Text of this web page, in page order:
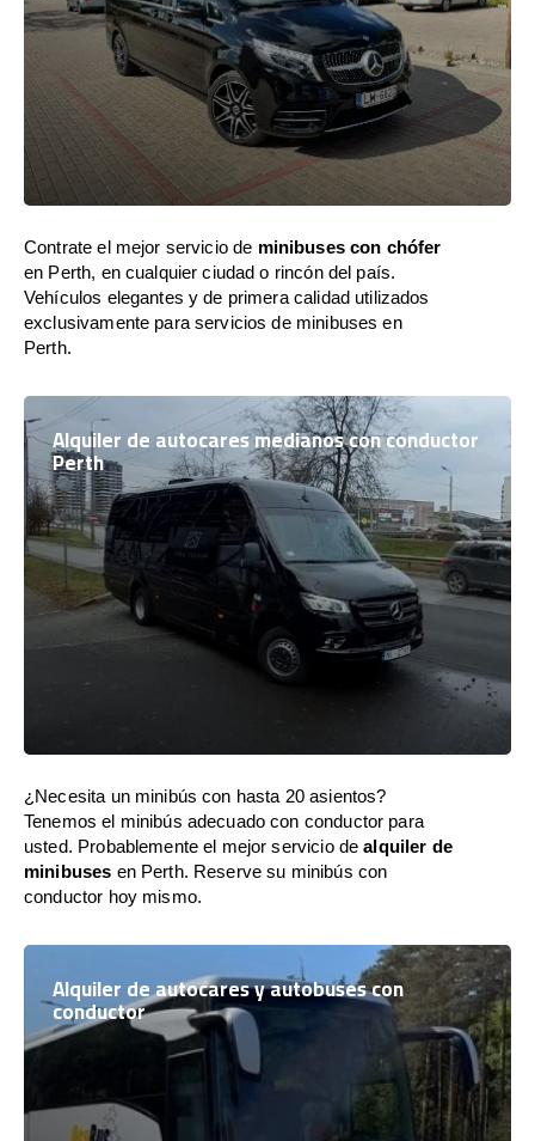
Contrate el mejor servicio de minibuses con chófer
en Perth, en cualquier ciudad o rincón del país.
Vehículos elegantes y de primera calidad utilizados
exclusivamente para servicios de minibuses en
Perth.
Alquiler de autocares medianos con conductor
Perth
¿Necesita un minibús con hasta 20 asientos?
Tenemos el minibús adecuado con conductor para
usted. Probablemente el mejor servicio dealquiler de
minibuses en Perth. Reserve su minibús con
conductor hoy mismo.
Alquiler de autocares y autobuses con
conductor